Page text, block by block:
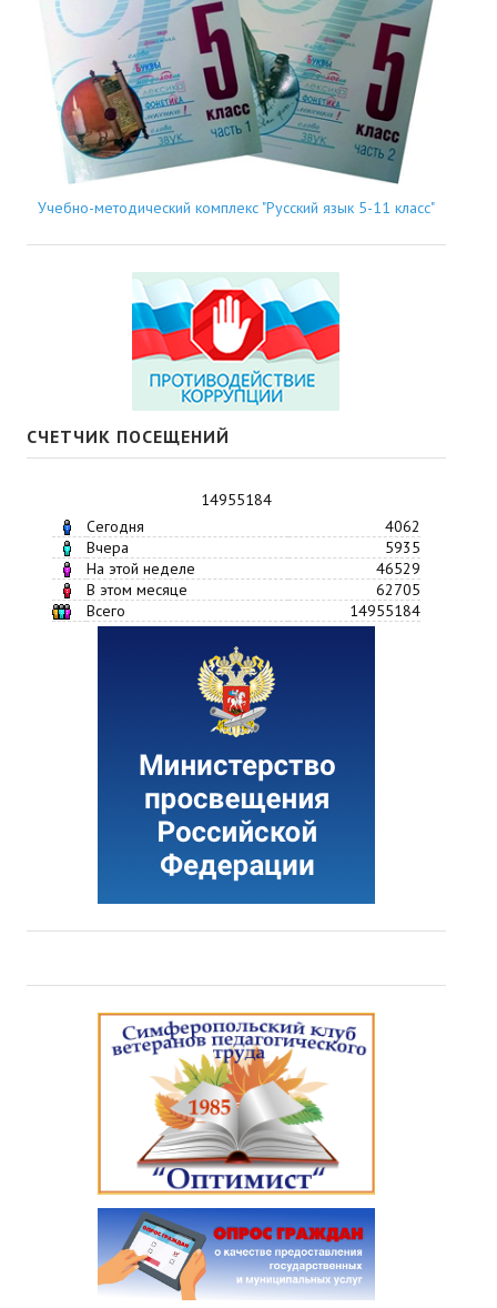
Учебно-методический комплекс "Русский язык 5-11 класс"
СЧЕТЧИК ПОСЕЩЕНИЙ
14955184
Сегодня
4062
Вчера
5935
На этой неделе
46529
В этом месяце
62705
Всего
14955184